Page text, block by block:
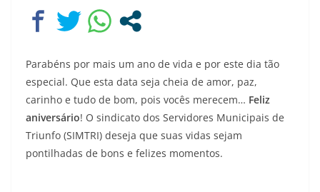
Parabéns por mais um ano de vida e por este dia tão
especial. Que esta data seja cheia de amor, paz,
carinho e tudo de bom, pois vocês merecem… Feliz
aniversário! O sindicato dos Servidores Municipais de
Triunfo (SIMTRI) deseja que suas vidas sejam
pontilhadas de bons e felizes momentos.